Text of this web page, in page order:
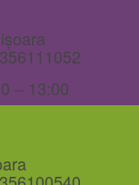
– 13:00